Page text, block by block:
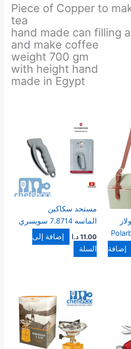
Piece of Copper to
tea
hand made can filling
and make coffee
weight 700 gm
with height hand
made in Egypt
د.ا.
إضافة
مستحد سكاكين
الماسه 7.8714 سويسري
11.00د.ا
إضافة إلى
السلة